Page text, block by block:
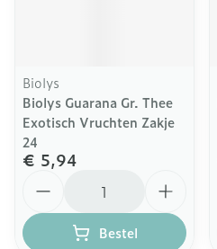
Biolys
Biolys Guarana Gr. Thee
Exotisch Vruchten Zakje
24
€ 5,94
Bestel